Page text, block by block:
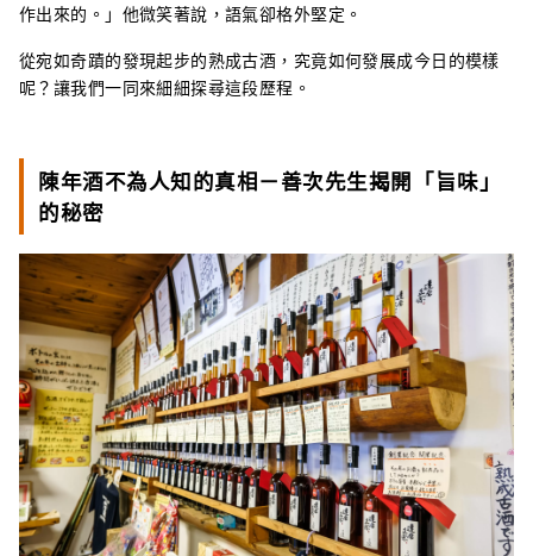
作出來的。」他微笑著說，語氣卻格外堅定。
從宛如奇蹟的發現起步的熟成古酒，究竟如何發展成今日的模樣
呢？讓我們一同來細細探尋這段歷程。
陳年酒不為人知的真相－善次先生揭開「旨味」
的秘密